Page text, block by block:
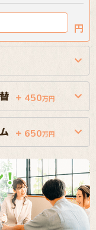
円
450万円
650万円